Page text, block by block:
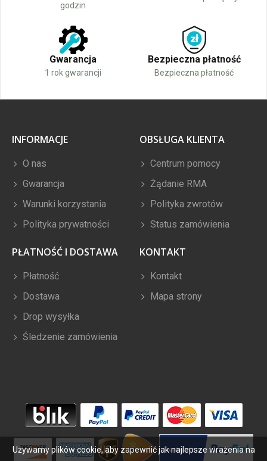
godzin
Gwarancja
1 rok gwarancji
Bezpieczna płatność
Bezpieczna płatność
INFORMACJE
O nas
Gwarancja
Warunki korzystania
Polityka prywatności
OBSŁUGA KLIENTA
Centrum pomocy
Żądanie RMA
Polityka zwrotów
Status zamówienia
PŁATNOŚĆ I DOSTAWA
Płatność
Dostawa
Drop wysyłka
Śledzenie zamówienia
KONTAKT
Kontakt
Mapa strony
Używamy plików cookie, aby zapewnić jak najlepsze wrażenia na